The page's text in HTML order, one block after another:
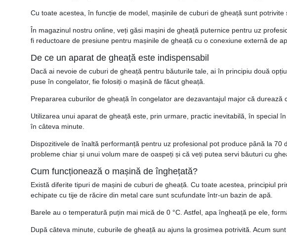
Cu toate acestea, în funcție de model, mașinile de cuburi de gheață sunt
În magazinul nostru online, veți găsi mașini de gheață puternice pentru uz
fi reductoare de presiune pentru mașinile de gheață cu o conexiune externă de
De ce un aparat de gheață este indispensabil
Dacă ai nevoie de cuburi de gheață pentru băuturile tale, ai în principiu două
puse în congelator, fie folosiți o mașină de făcut gheață.
Prepararea cuburilor de gheață în congelator are dezavantajul major că
Utilizarea unui aparat de gheață este, prin urmare, practic inevitabilă, în special
în câteva minute.
Dispozitivele de înaltă performanță pentru uz profesional pot produce până la
probleme chiar și unui volum mare de oaspeți și că veți putea servi băuturi cu
Cum funcționează o mașină de înghețată?
Există diferite tipuri de mașini de cuburi de gheață. Cu toate acestea, principiul
echipate cu tije de răcire din metal care sunt scufundate într-un bazin de apă.
Barele au o temperatură puțin mai mică de 0 °C. Astfel, apa îngheață pe ele,
După câteva minute, cuburile de gheață au ajuns la grosimea potrivită. Acum